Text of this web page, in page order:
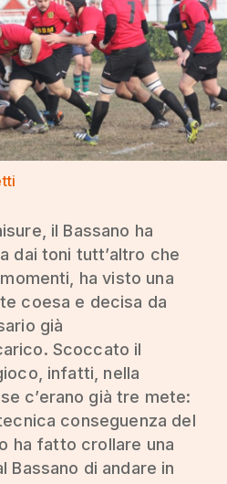
il Bassano ha
dai toni tutt’altro che
ha visto una
coesa e decisa da
già
Scoccato il
infatti, nella
c’erano già tre mete:
conseguenza del
ha fatto crollare una
Bassano di andare in